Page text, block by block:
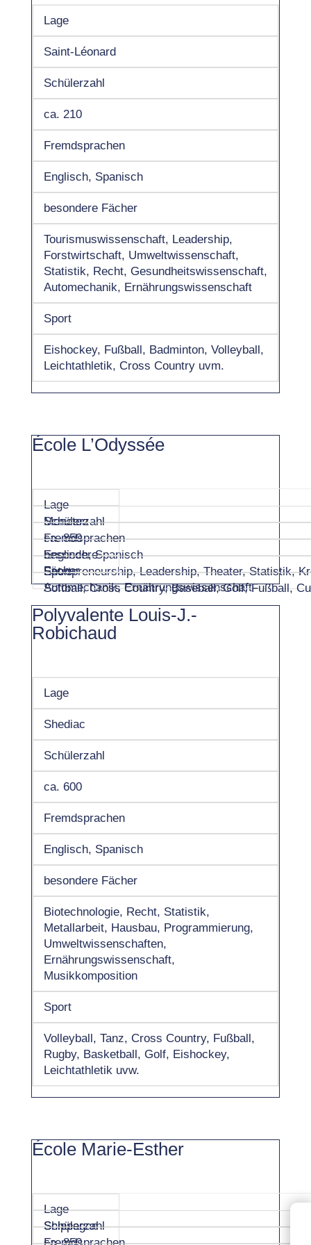
Lage
Saint-Léonard
Schülerzahl
ca. 210
Fremdsprachen
Englisch, Spanisch
besondere Fächer
Tourismuswissenschaft, Leadership,
Forstwirtschaft, Umweltwissenschaft,
Statistik, Recht, Gesundheitswissenschaft,
Automechanik, Ernährungswissenschaft
Sport
Eishockey, Fußball, Badminton, Volleyball,
Leichtathletik, Cross Country uvm.
École L’Odyssée
Lage
Moncton
Schülerzahl
ca. 850
Fremdsprachen
Englisch, Spanisch
besondere
Fächer
Entrepreneurship, Leadership, Theater, Statistik,
Automechanik, Ernährungswissenschaft
Sport
Softball, Cross Country, Baseball, Golf, Fußball,
Polyvalente Louis-J.-
Robichaud
Lage
Shediac
Schülerzahl
ca. 600
Fremdsprachen
Englisch, Spanisch
besondere Fächer
Biotechnologie, Recht, Statistik,
Metallarbeit, Hausbau, Programmierung,
Umweltwissenschaften,
Ernährungswissenschaft,
Musikkomposition
Sport
Volleyball, Tanz, Cross Country, Fußball,
Rugby, Basketball, Golf, Eishockey,
Leichtathletik uvw.
École Marie-Esther
Lage
Shippagan
Schülerzahl